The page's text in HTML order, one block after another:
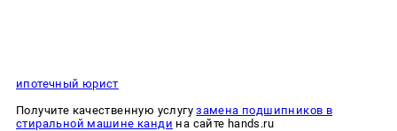
ипотечный юрист
Получите качественную услугузамена подшипников в
стиральной машине канди на сайте hands.ru